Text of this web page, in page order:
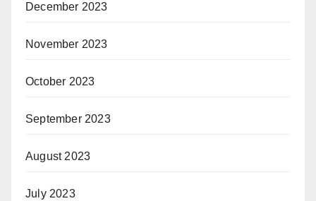
December 2023
November 2023
October 2023
September 2023
August 2023
July 2023